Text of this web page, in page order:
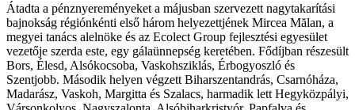
Átadta a pénznyereményeket a májusban szervezett nagytakarítási
bajnokság régiónkénti első három helyezettjének Mircea Mălan, a
megyei tanács alelnöke és az Ecolect Group fejlesztési egyesület
vezetője szerda este, egy gálaünnepség keretében. Fődíjban részesült
Bors, Élesd, Alsókocsoba, Vaskohsziklás, Érbogyoszló és
Szentjobb. Második helyen végzett Biharszentandrás, Csarnóháza,
Madarász, Vaskoh, Margitta és Szalacs, harmadik lett Hegyközpályi,